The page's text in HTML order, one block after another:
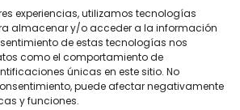
experiencias, utilizamos tecnologías
almacenar y/o acceder a la información
de estas tecnologías nos
como el comportamiento de
únicas en este sitio. No
puede afectar negativamente
y funciones.
12
España